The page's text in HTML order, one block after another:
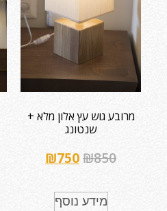
מרובע גוש עץ אלון מלא +
שנטונג
₪850
₪750
מידע נוסף